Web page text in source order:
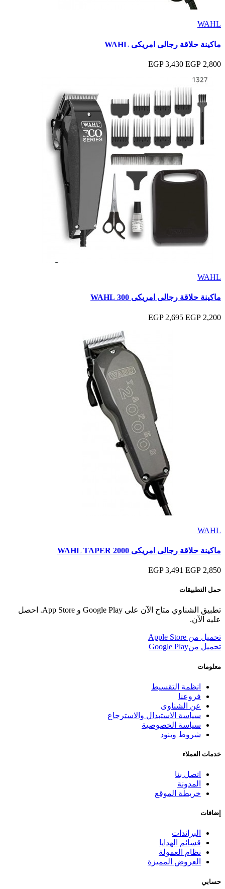
WAHL
ماكينة حلاقة رجالى امريكى WAHL
2,800 EGP
3,430 EGP
WAHL
ماكينة حلاقة رجالى امريكى 300 WAHL
2,200 EGP
2,695 EGP
WAHL
ماكينة حلاقة رجالى امريكى WAHL TAPER 2000
2,850 EGP
3,491 EGP
حمل التطبيقات
تطبيق الشناوي متاح الآن على Google Play و App Store. احصل
عليه الآن.
تحميل من Apple Store
تحميل منGoogle Play
معلومات
انظمة التقسيط
فروعنا
عن الشناوى
سياسة الاستبدال والاسترجاع
سياسة الخصوصية
شروط وبنود
خدمات العملاء
اتصل بنا
المدونة
خريطة الموقع
إضافات
البراندات
قسائم الهدايا
نظام العمولة
العروض المميزة
حسابي